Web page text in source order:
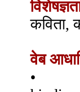
कविता,
वेब
•